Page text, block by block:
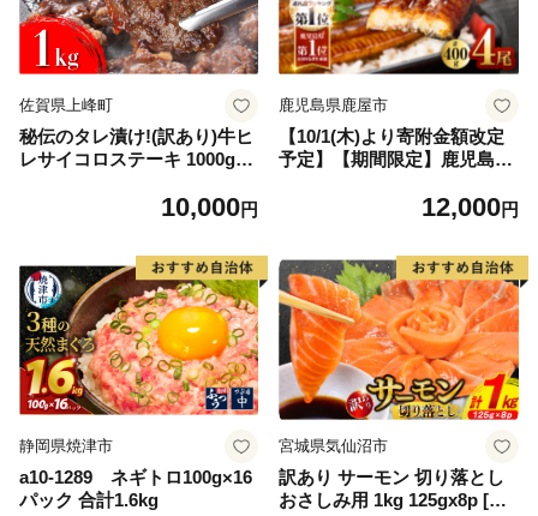
佐賀県上峰町
秘伝のタレ漬け!(訳あり)牛ヒ
レサイコロステーキ 1000g
10,000円
鹿児島県鹿屋市
【10/1(木)より寄附金額改定
予定】【期間限定】鹿児島県
12,000円
静岡県焼津市
a10-1289 ネギトロ100g×16
パック 合計1.6kg
宮城県気仙沼市
訳あり サーモン 切り落とし
おさしみ用 1kg 125gx8p [足